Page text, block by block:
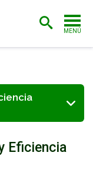
MENÚ
Eficiencia